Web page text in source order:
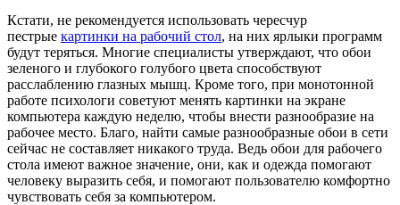
Кстати, не рекомендуется использовать чересчур
пестрые картинки на рабочий стол, на них ярлыки программ
будут теряться. Многие специалисты утверждают, что обои
зеленого и глубокого голубого цвета способствуют
расслаблению глазных мышц. Кроме того, при монотонной
работе психологи советуют менять картинки на экране
компьютера каждую неделю, чтобы внести разнообразие на
рабочее место. Благо, найти самые разнообразные обои в сети
сейчас не составляет никакого труда. Ведь обои для рабочего
стола имеют важное значение, они, как и одежда помогают
человеку выразить себя, и помогают пользователю комфортно
чувствовать себя за компьютером.